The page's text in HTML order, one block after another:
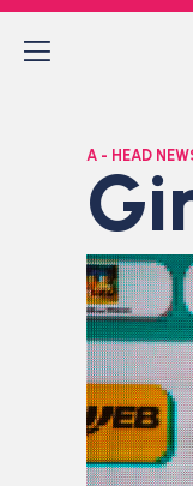
A - HEAD